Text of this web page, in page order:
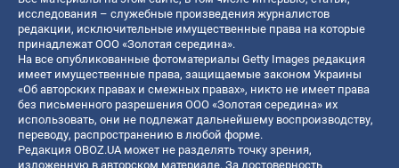
исследования – служебные произведения журналистов
редакции, исключительные имущественные права на которые
принадлежат ООО «Золотая середина».
На все опубликованные фотоматериалы Getty Images редакция
имеет имущественные права, защищаемые законом Украины
«Об авторских правах и смежных правах», никто не имеет права
без письменного разрешения ООО «Золотая середина» их
использовать, они не подлежат дальнейшему воспроизводству,
переводу, распространению в любой форме.
Редакция OBOZ.UA может не разделять точку зрения,
изложенную в авторском материале. За достоверность